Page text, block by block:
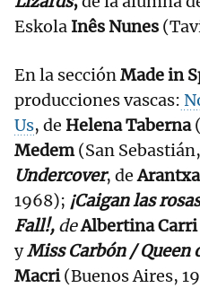
Eskola Inês Nunes
En la secciónMade in
producciones vascas:
Us, de Helena Taberna
Medem(San
Undercover, de
1968); ¡Caigan las
Fall!, deAlbertina Carri
yMiss Carbón / Queen
Macri(Buenos Aires,